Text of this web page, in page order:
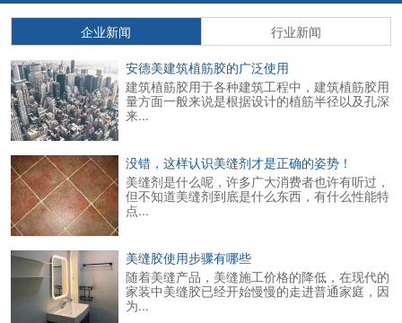
企业新闻
行业新闻
安德美建筑植筋胶的广泛使用
建筑植筋胶用于各种建筑工程中，建筑植筋胶用
量方面一般来说是根据设计的植筋半径以及孔深
来...
没错，这样认识美缝剂才是正确的姿势！
美缝剂是什么呢，许多广大消费者也许有听过，
但不知道美缝剂到底是什么东西，有什么性能特
点...
美缝胶使用步骤有哪些
随着美缝产品，美缝施工价格的降低，在现代的
家装中美缝胶已经开始慢慢的走进普通家庭，因
为...